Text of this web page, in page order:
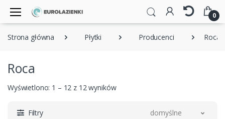
0
Strona główna Płytki Producenci Roca
Roca
Wyświetlono: 1 – 12 z 12 wyników
Filtry domyślne